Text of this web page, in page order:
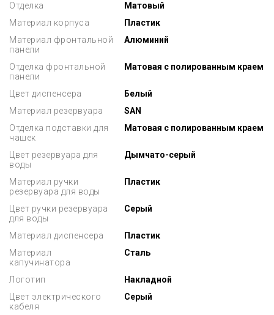
Отделка
Матовый
Материал корпуса
Пластик
Материал фронтальной
панели
Алюминий
Отделка фронтальной
панели
Матовая с полированным краем
Цвет диспенсера
Белый
Материал резервуара
SAN
Отделка подставки для
чашек
Матовая с полированным краем
Цвет резервуара для
воды
Дымчато-серый
Материал ручки
резервуара для воды
Пластик
Цвет ручки резервуара
для воды
Серый
Материал диспенсера
Пластик
Материал
капучинатора
Сталь
Логотип
Накладной
Цвет электрического
кабеля
Серый